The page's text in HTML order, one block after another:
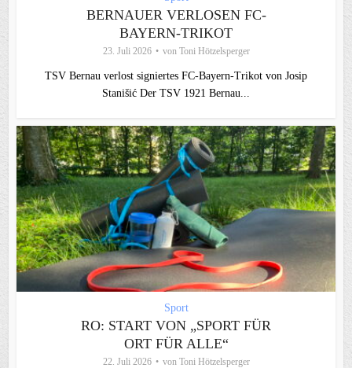
BERNAUER VERLOSEN FC-
BAYERN-TRIKOT
23. Juli 2026 von Toni Hötzelsperger
TSV Bernau verlost signiertes FC‑Bayern‑Trikot von Josip
Stanišić Der TSV 1921 Bernau...
Sport
RO: START VON „SPORT FÜR
ORT FÜR ALLE“
22. Juli 2026 von Toni Hötzelsperger